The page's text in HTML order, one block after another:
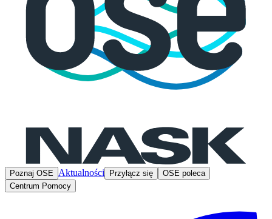
Poznaj OSE Aktualności Przyłącz się
OSE poleca
Centrum Pomocy